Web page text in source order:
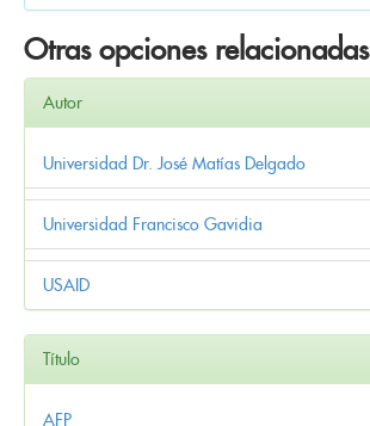
Otras opciones relacionadas
Autor
Universidad Dr. José Matías Delgado
Universidad Francisco Gavidia
USAID
Título
AFP